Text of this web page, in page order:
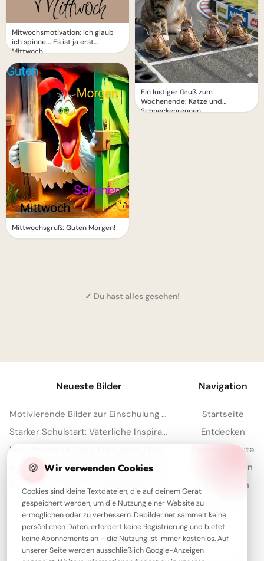
Mitwochsmotivation: Ich glaub
ich spinne... Es ist ja erst
Mittwoch
Mittwochsgruß: Guten Morgen!
Ein lustiger Gruß zum
Wochenende: Katze und
Schneckenrennen
✓ Du hast alles gesehen!
🍪 Wir verwenden Cookies
Cookies sind kleine Textdateien, die auf deinem Gerät
gespeichert werden, um die Nutzung einer Website zu
ermöglichen oder zu verbessern. Debilder.net sammelt keine
persönlichen Daten, erfordert keine Registrierung und bietet
keine Abonnements an – die Nutzung ist immer kostenlos. Auf
unserer Seite werden ausschließlich Google-Anzeigen
Neueste Bilder
Motivierende Bilder zur Einschulung mit Familienliebe – Herzlich für WhatsApp
Starker Schulstart: Väterliche Inspiration für Instagram
Navigation
Startseite
Entdecken
Trending Heute
Meistgesehen
Sammlungen
Über Debilder